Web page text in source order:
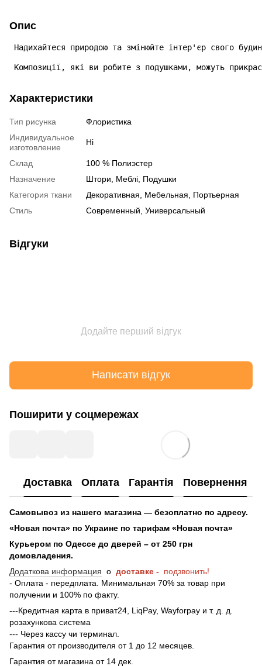
Опис
Надихайтеся природою та змінюйте інтер'єр свого
Композиції, які ви робите з подушками, можуть
Характеристики
Тип рисунка
Флористика
Индивидуальное
изготовление
Ні
Склад
100 % Полиэстер
Назначение
Штори, Меблі, Подушки
Категория ткани
Декоративная, Мебельная, Портьерная
Стиль
Современный, Универсальный
Відгуки
Додайте перший відгук
Написати відгук
Поширити у соцмережах
Доставка Оплата Гарантія Повернення
Самовывоз из нашего магазина — безоплатно по адресу.
«Новая почта» по Украине по тарифам «Новая почта»
Курьером по Одессе до дверей – от 250 грн
домовладения.
Додаткова информация о доставке - подзвонить!
- Оплата - передплата. Минимальная 70% за товар при
получении и 100% по факту.
---Кредитная карта в приват24, LiqPay, Wayforpay и т. д. д.
розахункова система
--- Через кассу чи терминал.
Гарантия от производителя от 1 до 12 месяцев.
Гарантия от магазина от 14 дек.